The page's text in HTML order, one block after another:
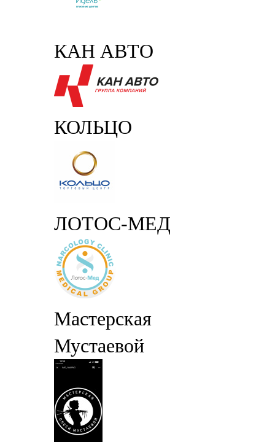
КАН АВТО
КОЛЬЦО
ЛОТОС-МЕД
Мастерская
Мустаевой